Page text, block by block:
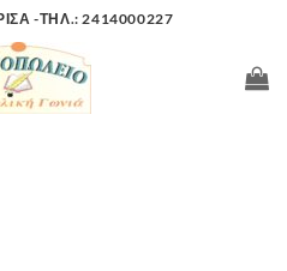
-ΤΗΛ.: 2414000227